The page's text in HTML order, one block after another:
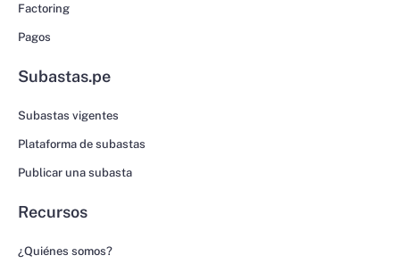
Factoring
Pagos
Subastas.pe
Subastas vigentes
Plataforma de subastas
Publicar una subasta
Recursos
¿Quiénes somos?